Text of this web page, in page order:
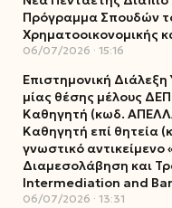
Πρόγραμμα Σπουδών
Χρηματοοικονομικής
06/07/2026 15:16
Επιστημονική
μίας θέσης μέλους
Καθηγητή (κωδ.
Καθηγητή επί θητεία
γνωστικό αντικείμενο
Διαμεσολάβηση και
Intermediation and
06/07/2026 13:31